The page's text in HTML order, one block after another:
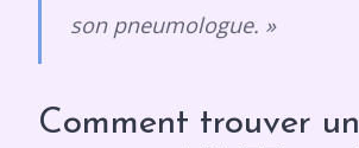
son pneumologue. »
Comment trouver un